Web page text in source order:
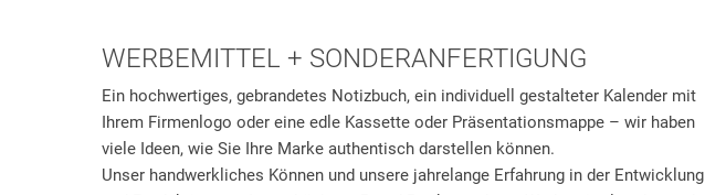
WERBEMITTEL + SONDERANFERTIGUNG
Ein hochwertiges, gebrandetes Notizbuch, ein individuell gestalteter Kalender mit
Ihrem Firmenlogo oder eine edle Kassette oder Präsentationsmappe – wir haben
viele Ideen, wie Sie Ihre Marke authentisch darstellen können.
Unser handwerkliches Können und unsere jahrelange Erfahrung in der Entwicklung